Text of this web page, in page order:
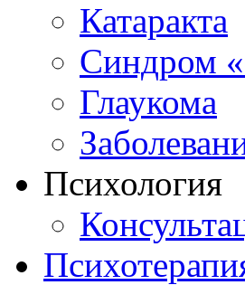
Катаракта
Синдром
Глаукома
Психология